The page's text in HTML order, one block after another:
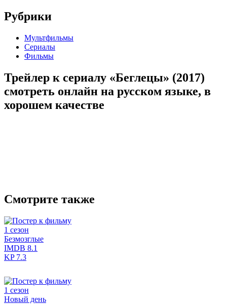
Рубрики
Мультфильмы
Сериалы
Фильмы
Трейлер к сериалу «Беглецы» (2017)
cмотреть онлайн на русском языке, в
хорошем качестве
Смотрите также
1 сезон
Безмозглые
IMDB 8.1
KP7.3
1 сезон
Новый день